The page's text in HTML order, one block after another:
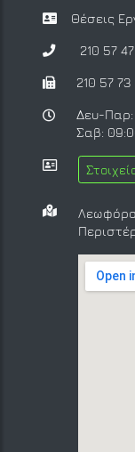
Θέσεις
210 57
210 57 73
Δευ-Παρ:
Σαβ: